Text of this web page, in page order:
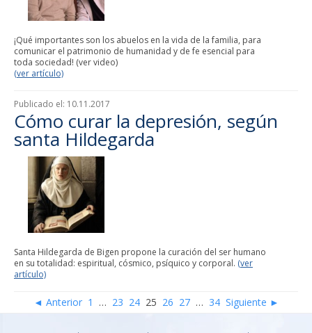
¡Qué importantes son los abuelos en la vida de la familia, para
comunicar el patrimonio de humanidad y de fe esencial para
toda sociedad! (ver video)
(ver artículo)
Publicado el: 10.11.2017
Cómo curar la depresión, según
santa Hildegarda
Santa Hildegarda de Bigen propone la curación del ser humano
en su totalidad: espiritual, cósmico, psíquico y corporal. (ver
artículo)
◄ Anterior 1 … 23 24 25 26 27 … 34 Siguiente ►